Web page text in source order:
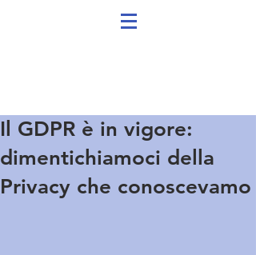
Il GDPR è in vigore:
dimentichiamoci della
Privacy che conoscevamo